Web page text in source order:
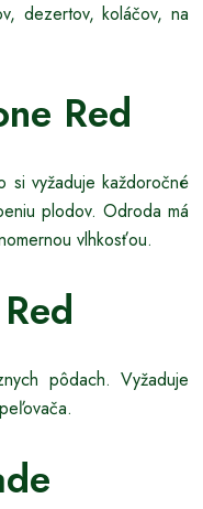
dezertov, koláčov, na
Red
si vyžaduje každoročné
plodov. Odroda má
vlhkosťou.
pôdach. Vyžaduje